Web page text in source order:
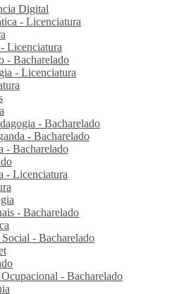
Digital
- Licenciatura
Licenciatura
- Bacharelado
- Licenciatura
- Bacharelado
- Bacharelado
- Bacharelado
- Licenciatura
- Bacharelado
- Bacharelado
- Bacharelado